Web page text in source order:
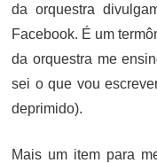
da orquestra
Facebook. É um
da orquestra me
sei o que vou
deprimido).
Mais um item para